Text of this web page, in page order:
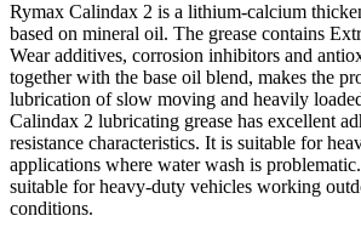
Rymax Calindax 2 is a lithium-calcium
based on mineral oil. The grease contains
Wear additives, corrosion inhibitors and
together with the base oil blend, makes the
lubrication of slow moving and heavily
Calindax 2 lubricating grease has excellent
resistance characteristics. It is suitable for
applications where water wash is
suitable for heavy-duty vehicles working
conditions.